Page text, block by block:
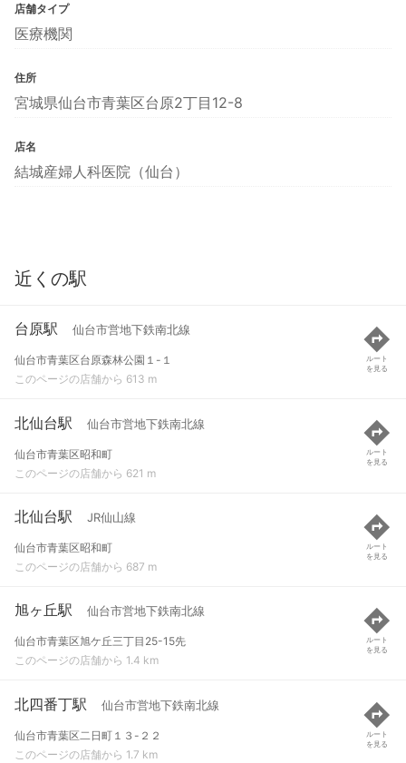
店舗タイプ
医療機関
住所
宮城県仙台市青葉区台原2丁目12-8
店名
結城産婦人科医院（仙台）
近くの駅
台原駅 仙台市営地下鉄南北線
仙台市青葉区台原森林公園１-１
このページの店舗から 613 m
ルート
を見る
北仙台駅 仙台市営地下鉄南北線
仙台市青葉区昭和町
このページの店舗から 621 m
ルート
を見る
北仙台駅 JR仙山線
仙台市青葉区昭和町
このページの店舗から 687 m
ルート
を見る
旭ヶ丘駅 仙台市営地下鉄南北線
仙台市青葉区旭ケ丘三丁目25-15先
このページの店舗から 1.4 km
ルート
を見る
北四番丁駅 仙台市営地下鉄南北線
仙台市青葉区二日町１３-２２
このページの店舗から 1.7 km
ルート
を見る